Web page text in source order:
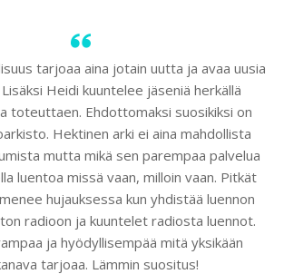
tarjoaa aina jotain uutta ja avaa uusia
Heidi kuuntelee jäseniä herkällä
toteuttaen. Ehdottomaksi suosikiksi on
Hektinen arki ei aina mahdollista
mutta mikä sen parempaa palvelua
luentoa missä vaan, milloin vaan. Pitkät
hujauksessa kun yhdistää luennon
radioon ja kuuntelet radiosta luennot.
ja hyödyllisempää mitä yksikään
tarjoaa. Lämmin suositus!